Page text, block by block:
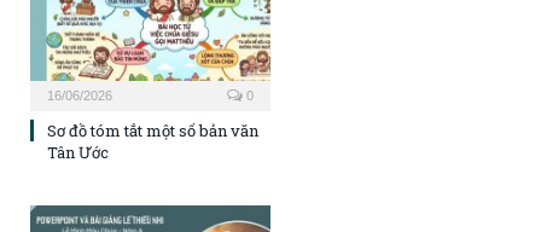
16/06/2026 0
Sơ đồ tóm tắt một số bản văn
Tân Ước